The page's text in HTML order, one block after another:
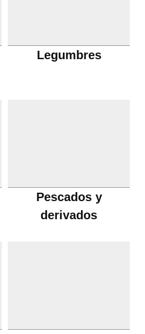
Legumbres
Pescados y
derivados